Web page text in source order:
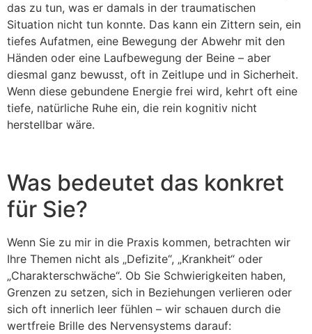
das zu tun, was er damals in der traumatischen
Situation nicht tun konnte. Das kann ein Zittern sein, ein
tiefes Aufatmen, eine Bewegung der Abwehr mit den
Händen oder eine Laufbewegung der Beine – aber
diesmal ganz bewusst, oft in Zeitlupe und in Sicherheit.
Wenn diese gebundene Energie frei wird, kehrt oft eine
tiefe, natürliche Ruhe ein, die rein kognitiv nicht
herstellbar wäre.
Was bedeutet das konkret
für Sie?
Wenn Sie zu mir in die Praxis kommen, betrachten wir
Ihre Themen nicht als „Defizite“, „Krankheit“ oder
„Charakterschwäche“. Ob Sie Schwierigkeiten haben,
Grenzen zu setzen, sich in Beziehungen verlieren oder
sich oft innerlich leer fühlen – wir schauen durch die
wertfreie Brille des Nervensystems darauf: